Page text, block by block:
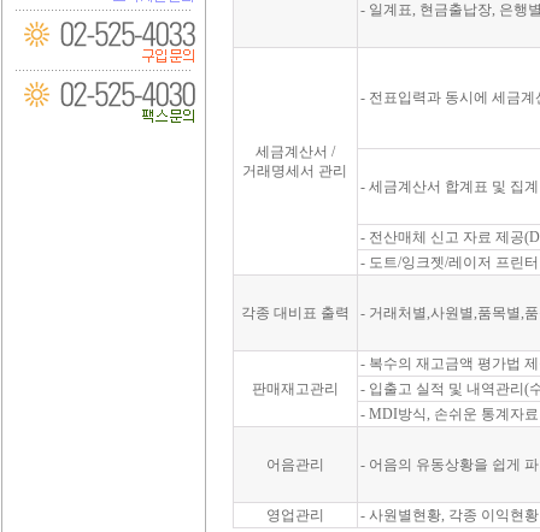
- 일계표, 현금출납장, 은행
세금계산서 /
거래명세서 관리
- 전표입력과 동시에 세금
- 세금계산서 합계표 및 집
- 전산매체 신고 자료 제공
- 도트/잉크젯/레이저 프린
각종 대비표 출력 - 거래처별,사원별,품목별,
판매재고관리
- 복수의 재고금액 평가법
- 입출고 실적 및 내역관리(
- MDI방식, 손쉬운 통계자
어음관리 - 어음의 유동상황을 쉽게
영업관리 - 사원별현황, 각종 이익현황